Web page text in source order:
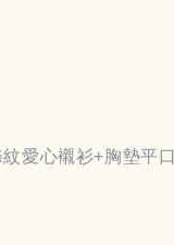
愛心襯衫+胸墊平口